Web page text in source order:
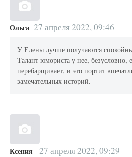
Ольга 27 апреля 2022, 09:46
У Елены лучше получаются
Талант юмориста у нее, безусловно,
перебарщивает, и это портит
замечательных историй.
Ксения 27 апреля 2022, 09:29